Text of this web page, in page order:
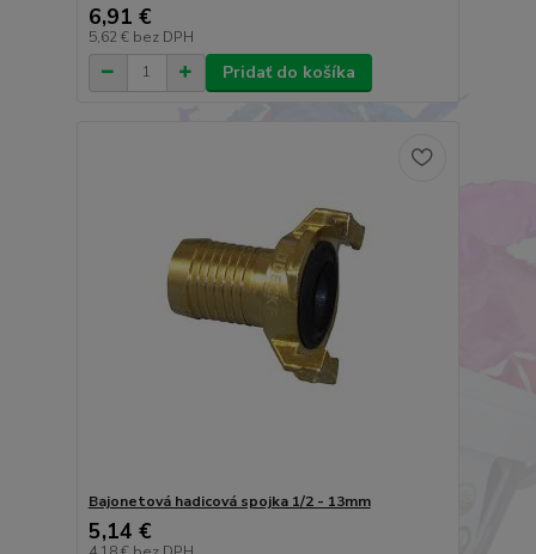
6,91 €
5,62 € bez DPH
Pridať do košíka
Bajonetová hadicová spojka 1/2 - 13mm
5,14 €